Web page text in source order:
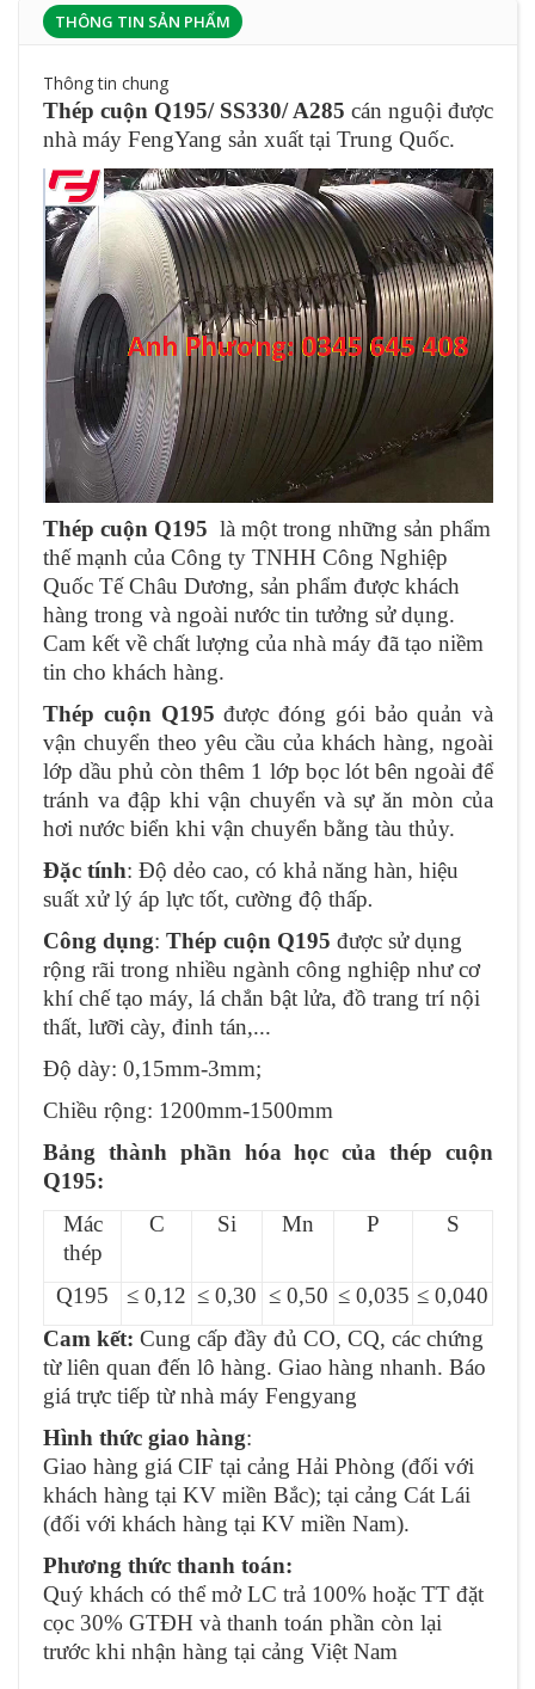
THÔNG TIN SẢN PHẨM
Thông tin chung
Thép cuộn Q195/ SS330/ A285 cán nguội được
nhà máy FengYang sản xuất tại Trung Quốc.
Thép cuộn Q195 là một trong những sản phẩm
thế mạnh của Công ty TNHH Công Nghiệp
Quốc Tế Châu Dương, sản phẩm được khách
hàng trong và ngoài nước tin tưởng sử dụng.
Cam kết về chất lượng của nhà máy đã tạo niềm
tin cho khách hàng.
Thép cuộn Q195 được đóng gói bảo quản và
vận chuyển theo yêu cầu của khách hàng, ngoài
lớp dầu phủ còn thêm 1 lớp bọc lót bên ngoài để
tránh va đập khi vận chuyển và sự ăn mòn của
hơi nước biển khi vận chuyển bằng tàu thủy.
Đặc tính: Độ dẻo cao, có khả năng hàn, hiệu
suất xử lý áp lực tốt, cường độ thấp.
Công dụng: Thép cuộn Q195 được sử dụng
rộng rãi trong nhiều ngành công nghiệp như cơ
khí chế tạo máy, lá chắn bật lửa, đồ trang trí nội
thất, lưỡi cày, đinh tán,...
Độ dày: 0,15mm-3mm;
Chiều rộng: 1200mm-1500mm
Bảng thành phần hóa học của thép cuộn
Q195:
Mác
thép
C Si Mn P S
Q195 ≤ 0,12 ≤ 0,30 ≤ 0,50 ≤ 0,035 ≤ 0,040
Cam kết: Cung cấp đầy đủ CO, CQ, các chứng
từ liên quan đến lô hàng. Giao hàng nhanh. Báo
giá trực tiếp từ nhà máy Fengyang
Hình thức giao hàng:
Giao hàng giá CIF tại cảng Hải Phòng (đối với
khách hàng tại KV miền Bắc); tại cảng Cát Lái
(đối với khách hàng tại KV miền Nam).
Phương thức thanh toán:
Quý khách có thể mở LC trả 100% hoặc TT đặt
cọc 30% GTĐH và thanh toán phần còn lại
trước khi nhận hàng tại cảng Việt Nam